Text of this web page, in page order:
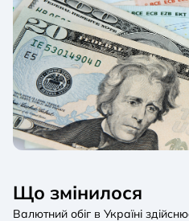
Що змінилося
Валютний обіг в Україні